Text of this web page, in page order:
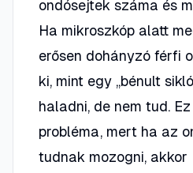
ondósejtek száma és
Ha mikroszkóp alatt
erősen dohányzó férfi
ki, mint egy „bénult
haladni, de nem tud.
probléma, mert ha az
tudnak mozogni, akkor